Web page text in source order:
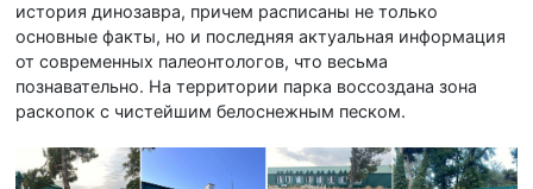
история динозавра, причем расписаны не только
основные факты, но и последняя актуальная информация
от современных палеонтологов, что весьма
познавательно. На территории парка воссоздана зона
раскопок с чистейшим белоснежным песком.